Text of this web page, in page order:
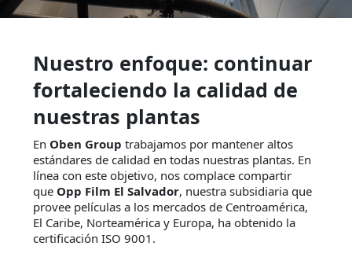
Nuestro enfoque: continuar
fortaleciendo la calidad de
nuestras plantas
En Oben Group trabajamos por mantener altos
estándares de calidad en todas nuestras plantas. En
línea con este objetivo, nos complace compartir
que Opp Film El Salvador, nuestra subsidiaria que
provee películas a los mercados de Centroamérica,
El Caribe, Norteamérica y Europa, ha obtenido la
certificación ISO 9001.